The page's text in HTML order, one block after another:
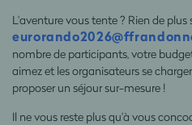
L'aventure vous tente ? Rien de
nombre de participants, votre
aimez et les organisateurs se
proposer un séjour sur-mesure !
Il ne vous reste plus qu'à vous